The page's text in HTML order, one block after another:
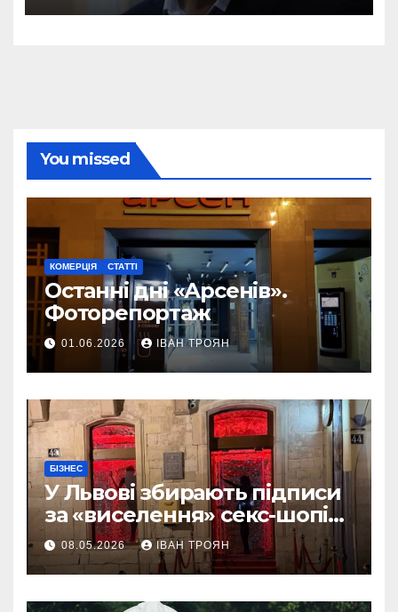
You missed
КОМЕРЦІЯ СТАТТІ
Останні дні «Арсенів».
Фоторепортаж
01.06.2026 ІВАН ТРОЯН
БІЗНЕС
У Львові збирають підписи
за «виселення» секс-шопів
із центру міста
08.05.2026 ІВАН ТРОЯН